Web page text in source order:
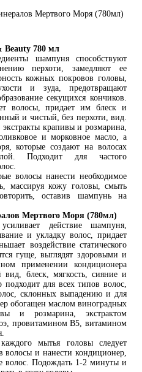
Мертвого Моря (780мл)
Beauty 780 мл
шампуня способствуют
перхоти, замедляют ее
кожных покровов головы,
и зуда, предотвращают
секущихся кончиков.
волосы, придает им блеск и
и чистый, без перхоти, вид.
крапивы и розмарина,
и морковное масло, а
которые создают на волосах
Подходит для частого
волосы нанести необходимое
массируя кожу головы, смыть
оставив шампунь на
Мертвого Моря (780мл)
действие шампуня,
и укладку волос, придает
воздействие статического
гуще, выглядят здоровыми и
применении кондиционера
вид, блеск, мягкость, сияние и
для всех типов волос,
склонных выпадению и для
обогащен маслом виноградных
и розмарина, экстрактом
провитамином В5, витамином
мытья головы следует
и нанести кондиционер,
волос. Подождать 1-2 минуты и